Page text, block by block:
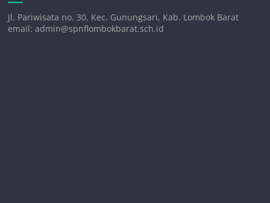
Jl. Pariwisata no. 30, Kec. Gunungsari, Kab. Lombok Barat
email: admin@spnflombokbarat.sch.id